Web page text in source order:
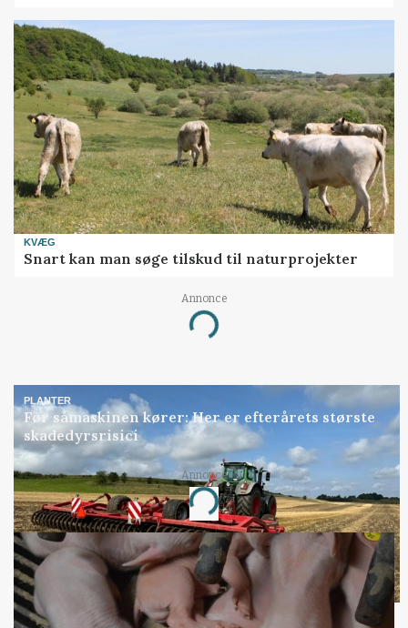
KVÆG
Snart kan man søge tilskud til naturprojekter
Annonce
Loading...
PLANTER
Før såmaskinen kører: Her er efterårets største
skadedyrsrisici
Annonce
Loading...